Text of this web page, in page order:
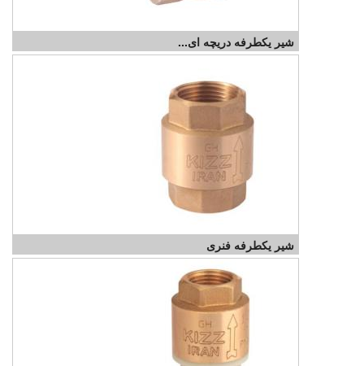
شیر یکطرفه دریچه ای...
شیر یکطرفه فنری